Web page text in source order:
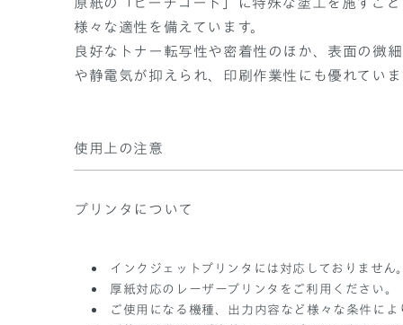
様々な適性を備えています。
良好なトナー転写性や密着性のほか、表面の微
や静電気が抑えられ、印刷作業性にも優れてい
使用上の注意
プリンタについて
インクジェットプリンタには対応しておりません
厚紙対応のレーザープリンタをご利用ください。
ご使用になる機種、出力内容など様々な条件に